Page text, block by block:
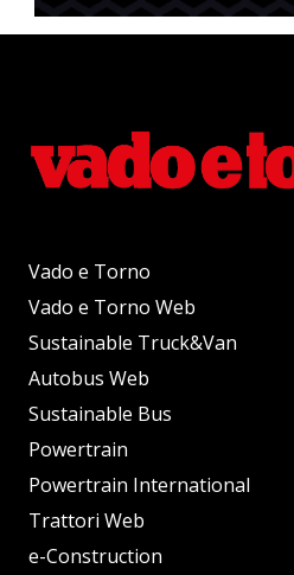
Vado e Torno
Vado e Torno Web
Sustainable Truck&Van
Autobus Web
Sustainable Bus
Powertrain
Powertrain International
Trattori Web
e-Construction